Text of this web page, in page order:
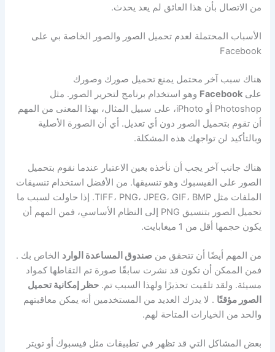
من الاتصال بأن هذا العائق لم يعد يحدث.
الأسباب المحتملة لعدم تحميل الصور والصور الخاصة بي على
Facebook
هناك سبب آخر محتمل يمنع تحميل صورك وصورك
علىFacebook وهو استخدام برنامج لتحرير الصور. مثل
Photoshop أو iPhoto، على سبيل المثال، بهذا المعنى من المهم
أن تقوم بتحميل الصور دون أي تعديل. أي أن الصورة الأصلية
وبالتأكيد لن تواجهك هذه المشكلة.
هناك جانب آخر يجب أن نأخذه بعين الاعتبار عندما نقوم بتحميل
الصور على الفيسبوك وهو تنسيقها. من الأفضل استخدام تنسيقات
الملفات مثل TIFF، PNG، JPEG، GIF، BMP. إذا حاولت لسبب ما
تحميل الصور بتنسيق PNG إلى النظام الأساسي، فمن المهم أن
يكون حجمها أقل من 1 ميغابايت.
من المهم أيضًا أن تتحقق من صندوق المساعدة الوارد الخاص بك .
فمن الممكن أن تكون قد نشرت سابقًا صورة تم التقاطها كمواد
مسيئة. ولقد تلقيت تحذيرًا ولهذا السبب تم.حظر إمكانية تحميل
الصور مؤقتًا . لا يدرك العديد من المستخدمين أنه يمكن معاقبتهم
والحد من الخيارات المتاحة لهم.
بعض المشاكل التي قد تظهر في تطبيقات مثل فيسبوك أو تويتر